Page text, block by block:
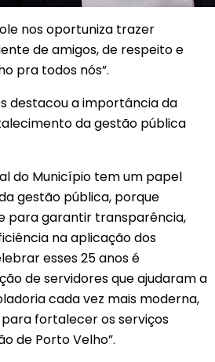
nos oportuniza trazer
de amigos, de respeito e
pra todos nós”.
destacou a importância da
da gestão pública
do Município tem um papel
gestão pública, porque
para garantir transparência,
na aplicação dos
esses 25 anos é
de servidores que ajudaram a
cada vez mais moderna,
fortalecer os serviços
de Porto Velho”.